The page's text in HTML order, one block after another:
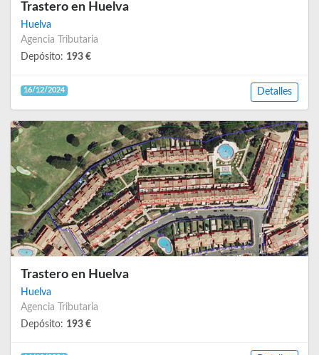
Trastero en Huelva
Huelva
Agencia Tributaria
Depósito: 193 €
16/12/2024 Detalles
Trastero en Huelva
Huelva
Agencia Tributaria
Depósito: 193 €